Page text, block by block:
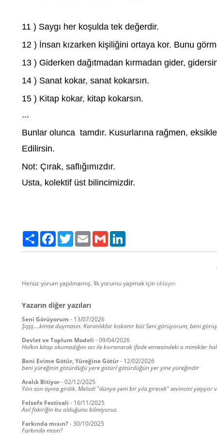
11 ) Saygı her koşulda tek değerdir.
12 ) İnsan kızarken kişiliğini ortaya kor. Bunu
13 ) Giderken dağıtmadan kırmadan gider,
14 ) Sanat kokar, sanat kokarsın.
15 ) Kitap kokar, kitap kokarsın.
...
Bunlar olunca tamdır. Kusurlarına rağmen,
Edilirsin.
Not: Çırak, saflığımızdır.
Usta, kolektif üst bilincimizdir.
Paylaş FacebookTwitter Email Gmail
Henüz yorum yapılmamış. İlk yorumu yapmak içintıklayın
Yazarın diğer yazıları
Seni Görüyorum - 13/07/2026
Şışşş....kimse duymasın. Karanlıklar kıskanır bizi Seni görüyorum, beni
Devlet ve Toplum Modeli -09/04/2026
Halkın kitap okumadığını acı ile kıvranarak ifade etmesindeki o mimikler
Beni Evime Götür, Yüreğine Götür- 12/02/2026
beni yüreğinin götürdüğü yere götür/ götürdüğün yer yine yüreğindir
Aralık Bitiyor-02/12/2025
Yılın son ayına girdik. Melodi "dünya yeni bir yıla girecek" sevincini
Felsefe Festivali - 16/11/2025
Asıl fakirlğin bu olduğunu bilmiyoruz.
Farkında mısın?-30/10/2025
Farkında mısın?